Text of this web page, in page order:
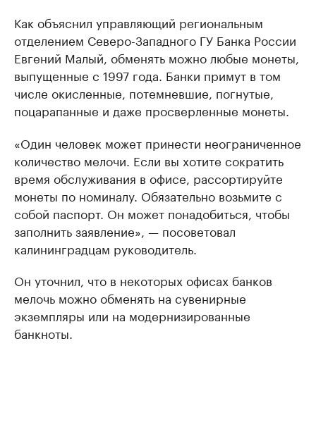
Как объяснил управляющий региональным
отделением Северо-Западного ГУ Банка России
Евгений Малый, обменять можно любые монеты,
выпущенные с 1997 года. Банки примут в том
числе окисленные, потемневшие, погнутые,
поцарапанные и даже просверленные монеты.
«Один человек может принести неограниченное
количество мелочи. Если вы хотите сократить
время обслуживания в офисе, рассортируйте
монеты по номиналу. Обязательно возьмите с
собой паспорт. Он может понадобиться, чтобы
заполнить заявление», — посоветовал
калининградцам руководитель.
Он уточнил, что в некоторых офисах банков
мелочь можно обменять на сувенирные
экземпляры или на модернизированные
банкноты.